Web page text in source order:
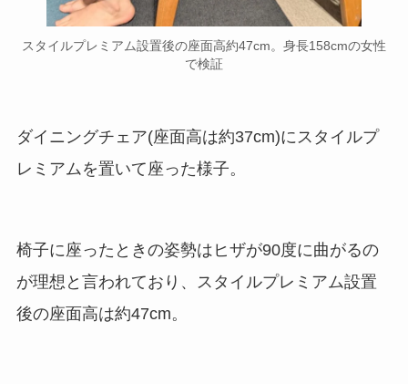
スタイルプレミアム設置後の座面高約47cm。身長158cmの女性
で検証
ダイニングチェア(座面高は約37cm)にスタイルプ
レミアムを置いて座った様子。
椅子に座ったときの姿勢はヒザが90度に曲がるの
が理想と言われており、スタイルプレミアム設置
後の座面高は約47cm。